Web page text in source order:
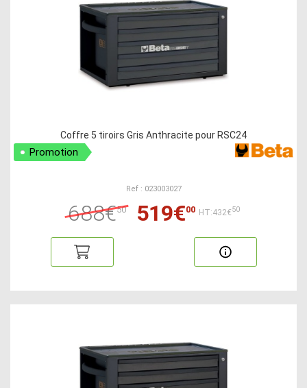
Coffre 5 tiroirs Gris Anthracite pour RSC24
Promotion
Ref : 023003027
688€50 519€00 HT:432€50